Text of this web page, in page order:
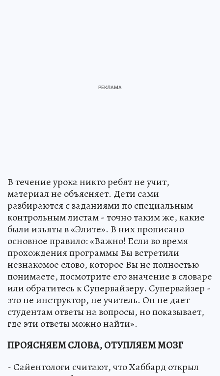
В течение урока никто ребят не учит,
материал не объясняет. Дети сами
разбираются с заданиями по специальным
контрольным листам - точно таким же, какие
были изъяты в «Элите». В них прописано
основное правило: «Важно! Если во время
прохождения программы Вы встретили
незнакомое слово, которое Вы не полностью
понимаете, посмотрите его значение в словаре
или обратитесь к Супервайзеру. Супервайзер -
это не инструктор, не учитель. Он не дает
студентам ответы на вопросы, но показывает,
где эти ответы можно найти».
ПРОЯСНЯЕМ СЛОВА, ОТУПЛЯЕМ МОЗГ
- Сайентологи считают, что Хаббард открыл